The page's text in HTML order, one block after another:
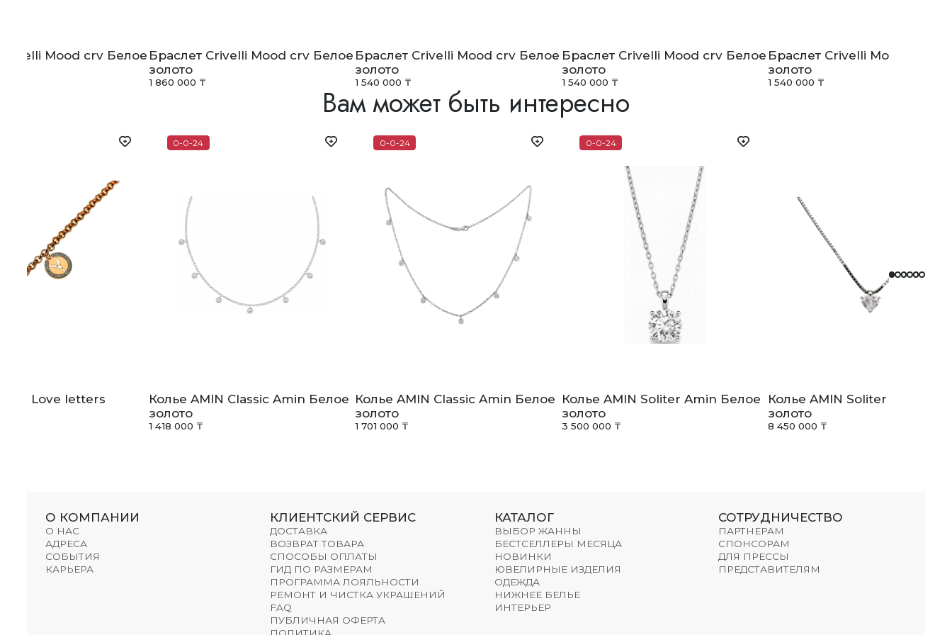
Mood crv Белое Браслет Crivelli Mood crv Белое
золото
1 860 000 ₸
Браслет Crivelli Mood crv Белое
золото
1 540 000 ₸
Браслет Crivelli Mood crv Белое
золото
1 540 000 ₸
Браслет Crivelli Mood crv
золото
1 540 000 ₸
Вам может быть интересно
Love letters
0-0-24
Колье AMIN Classic Amin Белое
золото
1 418 000 ₸
0-0-24
Колье AMIN Classic Amin Белое
золото
1 701 000 ₸
0-0-24
Колье AMIN Soliter Amin Белое
золото
3 500 000 ₸
Колье AMIN Soliter Amin
золото
8 450 000 ₸
О КОМПАНИИ
О НАС
АДРЕСА
СОБЫТИЯ
КАРЬЕРА
КЛИЕНТСКИЙ СЕРВИС
ДОСТАВКА
ВОЗВРАТ ТОВАРА
СПОСОБЫ ОПЛАТЫ
ГИД ПО РАЗМЕРАМ
ПРОГРАММА ЛОЯЛЬНОСТИ
РЕМОНТ И ЧИСТКА УКРАШЕНИЙ
FAQ
ПУБЛИЧНАЯ ОФЕРТА
КАТАЛОГ
ВЫБОР ЖАННЫ
БЕСТСЕЛЛЕРЫ МЕСЯЦА
НОВИНКИ
ЮВЕЛИРНЫЕ ИЗДЕЛИЯ
ОДЕЖДА
НИЖНЕЕ БЕЛЬЕ
ИНТЕРЬЕР
СОТРУДНИЧЕСТВО
ПАРТНЕРАМ
СПОНСОРАМ
ДЛЯ ПРЕССЫ
ПРЕДСТАВИТЕЛЯМ